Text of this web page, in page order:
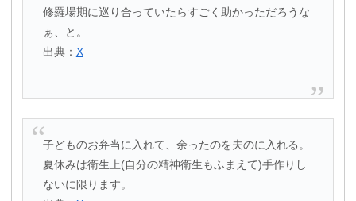
修羅場期に巡り合っていたらすごく助かっただろうな
ぁ、と。
出典： X
子どものお弁当に入れて、余ったのを夫のに入れる。
夏休みは衛生上(自分の精神衛生もふまえて)手作りし
ないに限ります。